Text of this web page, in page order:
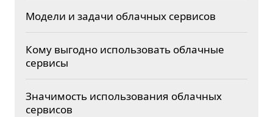
Модели и задачи облачных сервисов
Кому выгодно использовать облачные
сервисы
Значимость использования облачных
сервисов